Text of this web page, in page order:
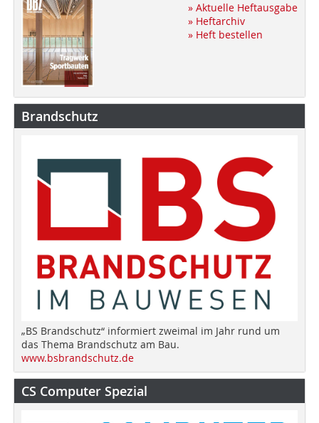
» Aktuelle Heftausgabe
» Heftarchiv
» Heft bestellen
Brandschutz
„BS Brandschutz“ informiert zweimal im Jahr rund um
das Thema Brandschutz am Bau.
www.bsbrandschutz.de
CS Computer Spezial